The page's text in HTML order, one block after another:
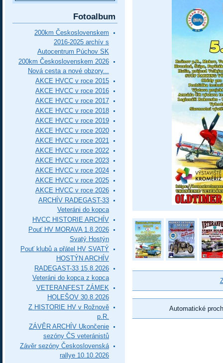
Automatické
Fotoalbum
200km Československem
2016-2025 archív s
Autocentrum Púchov SK
200km Československem 2026
Nová cesta a nové obzory...
AKCE HVCC v roce 2015
AKCE HVCC v roce 2016
AKCE HVCC v roce 2017
AKCE HVCC v roce 2018
AKCE HVCC v roce 2019
AKCE HVCC v roce 2020
AKCE HVCC v roce 2021
AKCE HVCC v roce 2022
AKCE HVCC v roce 2023
AKCE HVCC v roce 2024
AKCE HVCC v roce 2025
AKCE HVCC v roce 2026
ARCHÍV RADEGAST-33
Veteráni do kopca
HVCC HISTORIE ARCHÍV
Pouť HV MORAVA 1.8.2026
Svatý Hostýn
Pouť klubů a přátel HV SVATÝ
HOSTÝN ARCHÍV
RADEGAST-33 15.8.2026
Veteráni do kopca z kopca
VETERANFEST ZÁMEK
HOLEŠOV 30.8.2026
Z HISTORIE HV v Rožnově
p.R.
ZÁVĚR ARCHÍV Ukončenie
sezóny ČS veteránistů
Závěr sezóny Československá
rallye 10.10.2026